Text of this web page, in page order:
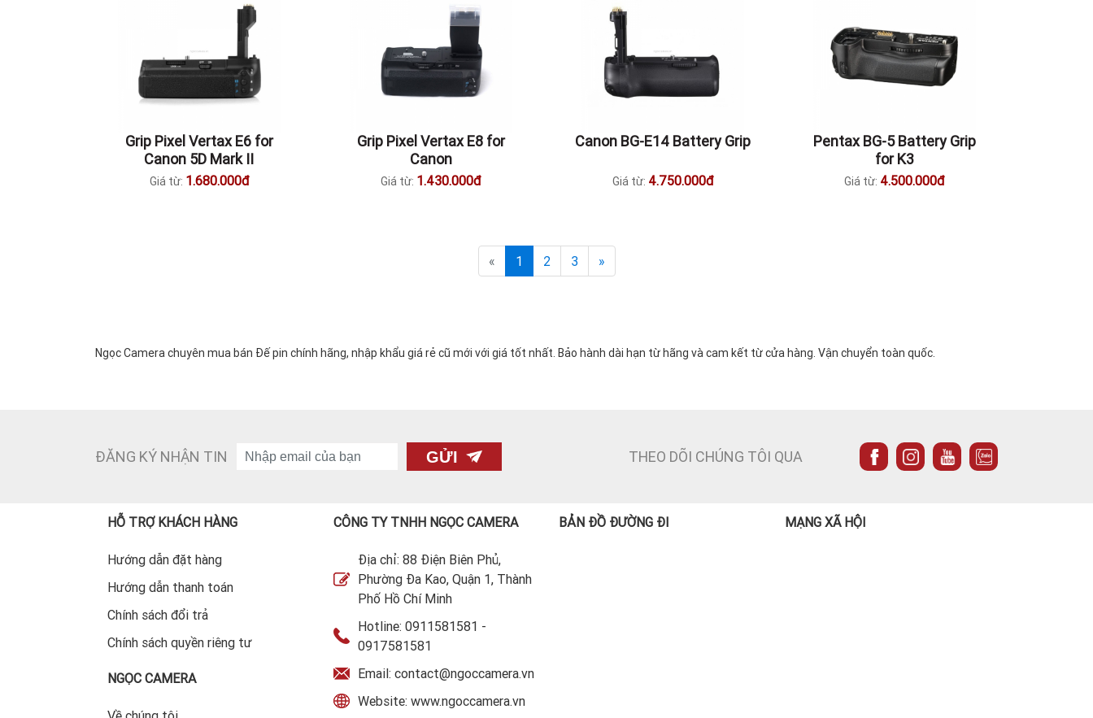
Grip Pixel Vertax E6 for
Canon 5D Mark II
Giá từ: 1.680.000đ
Grip Pixel Vertax E8 for
Canon
550D/600D/650D/700D
Giá từ: 1.430.000đ
Canon BG-E14 Battery Grip
Giá từ: 4.750.000đ
Pentax BG-5 Battery Grip
for K3
Giá từ: 4.500.000đ
« 1 2 3 »
Ngọc Camera chuyên mua bán Đế pin chính hãng, nhập khẩu giá rẻ cũ mới với giá tốt nhất. Bảo hành dài hạn từ hãng và cam kết từ cửa hàng. Vận chuyển toàn quốc.
ĐĂNG KÝ NHẬN TIN GỬI THEO DÕI CHÚNG TÔI QUA
HỖ TRỢ KHÁCH HÀNG
Hướng dẫn đặt hàng
Hướng dẫn thanh toán
Chính sách đổi trả
Chính sách quyền riêng tư
NGỌC CAMERA
CÔNG TY TNHH NGỌC CAMERA
Địa chỉ: 88 Điện Biên Phủ,
Phường Đa Kao, Quận 1, Thành
Phố Hồ Chí Minh
Hotline: 0911581581 -
0917581581
Email: contact@ngoccamera.vn
Website: www.ngoccamera.vn
BẢN ĐỒ ĐƯỜNG ĐI MẠNG XÃ HỘI